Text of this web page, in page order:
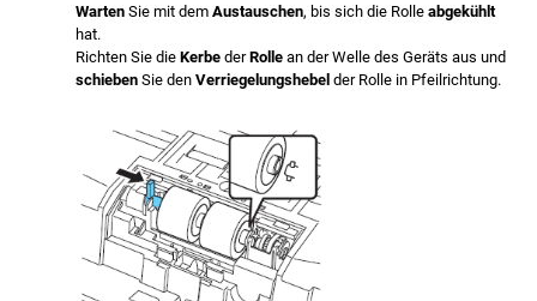
WartenSie mit demAustauschen, bis sich die Rolleabgekühlt
hat.
Richten Sie dieKerbe derRollean der Welle des Geräts aus und
schiebenSie denVerriegelungshebelder Rolle in Pfeilrichtung.